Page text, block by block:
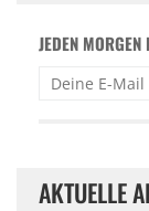
JEDEN
AKTUELLE